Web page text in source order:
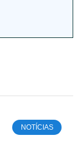
NOTÍCIAS